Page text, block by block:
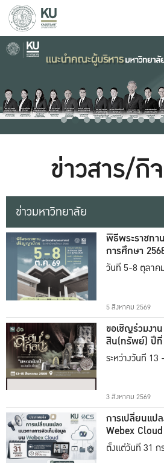
ข่าวสาร/กิ
ข่าวมหาวิทยาลัย
พิธีพระราชท
การศึกษา
วันที่ 5-8 ตุลาค
5 สิงหาคม 2569
ขอเชิญร่วมงา
สิน(ทรัพย์) ปี
ระหว่างวันที่
3 สิงหาคม 2569
การเปลี่ยนแป
Webex Cloud
ตั้งแต่วันที่ 31